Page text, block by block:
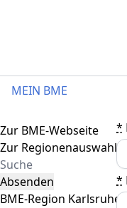
MEIN BME
*
*
Toggle navigation
Zur BME-Webseite
Zur Regionenauswahl
Absenden
BME-Region Karlsruhe